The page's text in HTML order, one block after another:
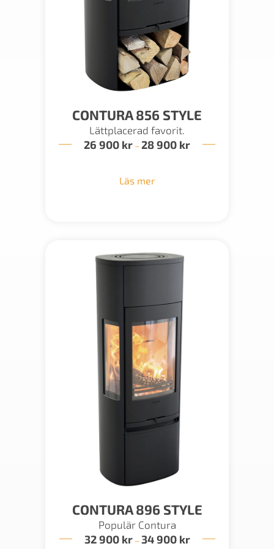
CONTURA 856 STYLE
Lättplacerad favorit.
26 900 kr – 28 900 krPrisintervall:
Läs mer
CONTURA 896 STYLE
Populär Contura
32 900 kr – 34 900 krPrisintervall: